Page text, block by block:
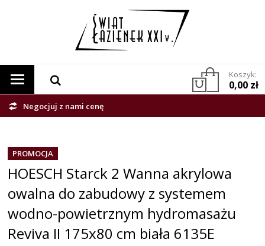
Koszyk:
0,00 zł
Negocjuj z nami cenę
PROMOCJA
HOESCH Starck 2 Wanna akrylowa
owalna do zabudowy z systemem
wodno-powietrznym hydromasażu
Reviva II 175x80 cm biała 6135E